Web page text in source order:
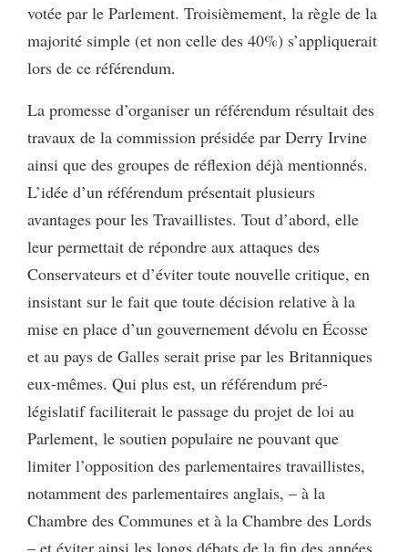
votée par le Parlement. Troisièmement, la règle de la
majorité simple (et non celle des 40%) s’appliquerait
lors de ce référendum.
La promesse d’organiser un référendum résultait des
travaux de la commission présidée par Derry Irvine
ainsi que des groupes de réflexion déjà mentionnés.
L’idée d’un référendum présentait plusieurs
avantages pour les Travaillistes. Tout d’abord, elle
leur permettait de répondre aux attaques des
Conservateurs et d’éviter toute nouvelle critique, en
insistant sur le fait que toute décision relative à la
mise en place d’un gouvernement dévolu en Écosse
et au pays de Galles serait prise par les Britanniques
eux-mêmes. Qui plus est, un référendum pré-
législatif faciliterait le passage du projet de loi au
Parlement, le soutien populaire ne pouvant que
limiter l’opposition des parlementaires travaillistes,
notamment des parlementaires anglais, – à la
Chambre des Communes et à la Chambre des Lords
– et éviter ainsi les longs débats de la fin des années